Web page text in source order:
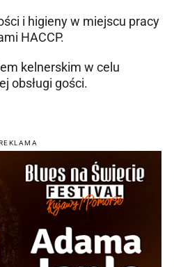
i higieny w miejscu pracy
HACCP.
kelnerskim w celu
obsługi gości.